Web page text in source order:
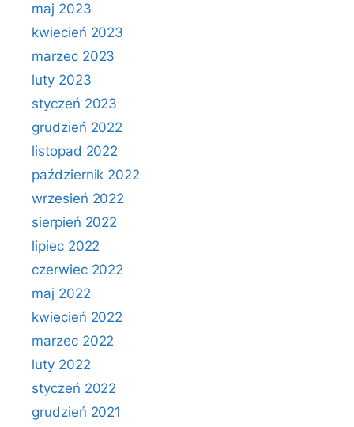
maj 2023
kwiecień 2023
marzec 2023
luty 2023
styczeń 2023
grudzień 2022
listopad 2022
październik 2022
wrzesień 2022
sierpień 2022
lipiec 2022
czerwiec 2022
maj 2022
kwiecień 2022
marzec 2022
luty 2022
styczeń 2022
grudzień 2021